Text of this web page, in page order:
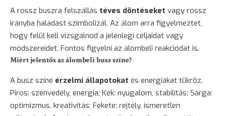
A rossz buszra felszállás téves döntéseket vagy rossz
irányba haladást szimbolizál. Az álom arra figyelmeztet,
hogy felül kell vizsgálnod a jelenlegi céljaidat vagy
módszereidet. Fontos figyelni az álombeli reakciódat is.
Miért jelentős az álombeli busz színe?
A busz színe érzelmi állapotokat és energiákat tükröz.
Piros: szenvedély, energia; Kék: nyugalom, stabilitás; Sárga:
optimizmus, kreativitás; Fekete: rejtély, ismeretlen